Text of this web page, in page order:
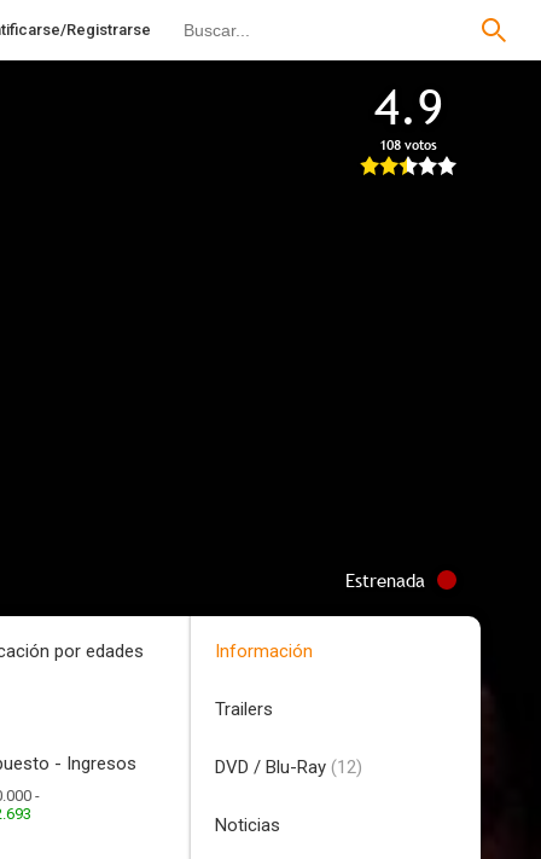
Registrarse
4.9
108 votos
Estrenada
por edades
- Ingresos
-
Información
Trailers
DVD / Blu-Ray (12)
Noticias